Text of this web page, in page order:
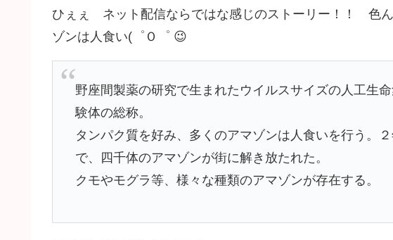
ひぇぇ ネット配信ならではな感じのストーリー！！ 色
ゾンは人食い(゜Ｏ゜ 😉
野座間製薬の研究で生まれたウイルスサイズの人工生
験体の総称。
タンパク質を好み、多くのアマゾンは人食いを行う。
で、四千体のアマゾンが街に解き放たれた。
クモやモグラ等、様々な種類のアマゾンが存在する。